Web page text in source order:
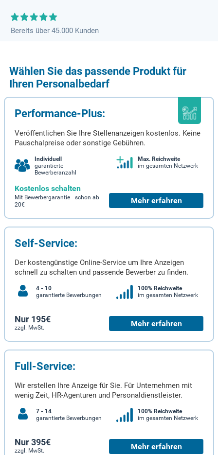
Bereits über 45.000 Kunden
Wählen Sie das passende Produkt für
Ihren Personalbedarf
Performance-Plus:
Veröffentlichen Sie Ihre Stellenanzeigen kostenlos. Keine
Pauschalpreise oder sonstige Gebühren.
Individuell
garantierte
Bewerberanzahl
Max. Reichweite
im gesamten Netzwerk
Kostenlos schalten
Mit Bewerbergarantie schon ab
20€
Mehr erfahren
Self-Service:
Der kostengünstige Online-Service um Ihre Anzeigen
schnell zu schalten und passende Bewerber zu finden.
4 - 10
garantierte Bewerbungen
100% Reichweite
im gesamten Netzwerk
Nur 195€
zzgl. MwSt. Mehr erfahren
Full-Service:
Wir erstellen Ihre Anzeige für Sie. Für Unternehmen mit
wenig Zeit, HR-Agenturen und Personaldienstleister.
7 - 14
garantierte Bewerbungen
100% Reichweite
im gesamten Netzwerk
Nur 395€
zzgl. MwSt. Mehr erfahren